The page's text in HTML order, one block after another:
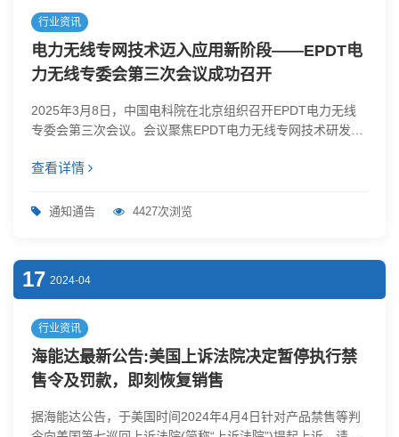
行业资讯
电力无线专网技术迈入应用新阶段——EPDT电
力无线专委会第三次会议成功召开
2025年3月8日，中国电科院在北京组织召开EPDT电力无线
专委会第三次会议。会议聚焦EPDT电力无线专网技术研发、
作计划。会议邀请PDT联盟理事长蒋庆生参会并致辞，15家
作成果，EPDT技术已形成“研发-试点-推广”完整链条：窄带
查看详情
通知通告 4427次浏览
17 2024-04
行业资讯
海能达最新公告:美国上诉法院决定暂停执行禁
售令及罚款，即刻恢复销售
据海能达公告，于美国时间2024年4月4日针对产品禁售等判